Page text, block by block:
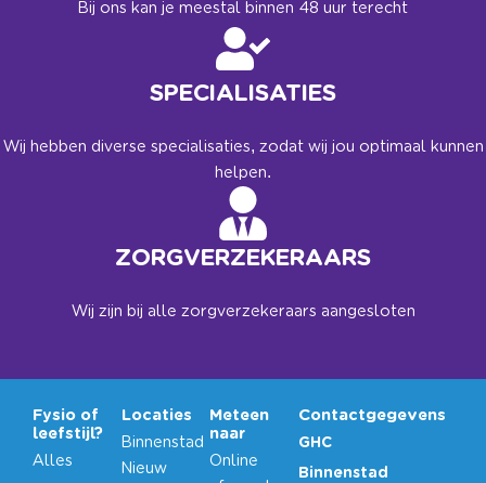
Bij ons kan je meestal binnen 48 uur terecht
SPECIALISATIES
Wij hebben diverse specialisaties, zodat wij jou optimaal kunnen
helpen.
ZORGVERZEKERAARS
Wij zijn bij alle zorgverzekeraars aangesloten
Fysio of
leefstijl?
Alles
Locaties
Binnenstad
Nieuw
Meteen
naar
Online
Contactgegevens
GHC
Binnenstad